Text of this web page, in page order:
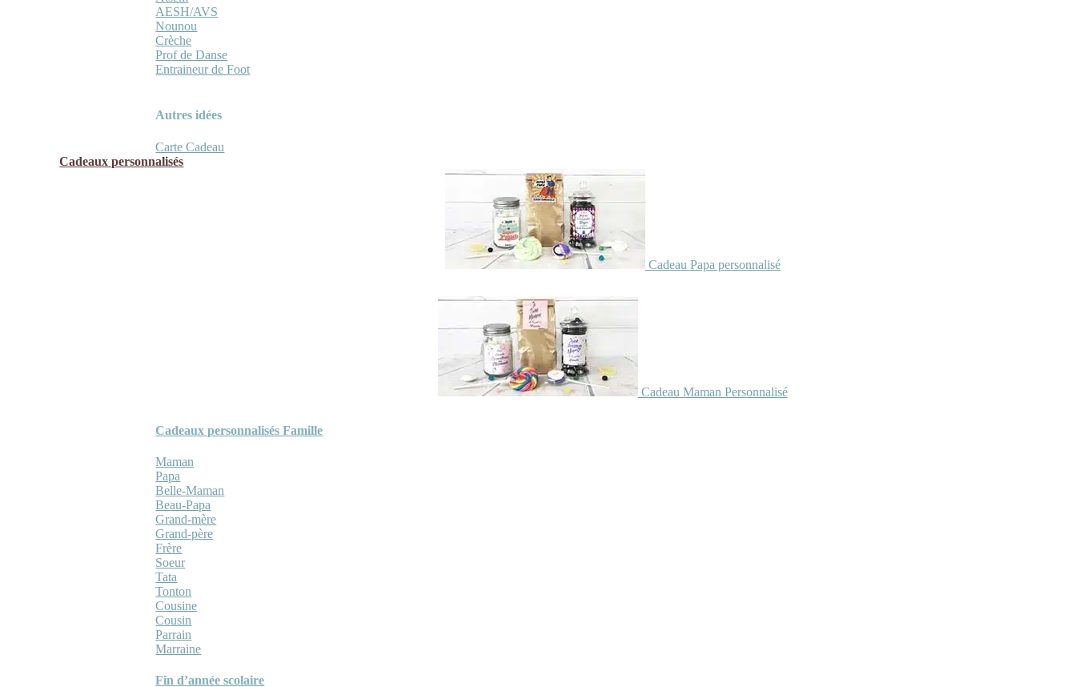
AESH/AVS
Nounou
Crèche
Prof de Danse
Entraineur de Foot
Autres idées
Carte Cadeau
Cadeaux personnalisés
Cadeau Papa personnalisé
Cadeau Maman Personnalisé
Cadeaux personnalisés Famille
Maman
Papa
Belle-Maman
Beau-Papa
Grand-mère
Grand-père
Frère
Soeur
Tata
Tonton
Cousine
Cousin
Parrain
Marraine
Fin d’année scolaire